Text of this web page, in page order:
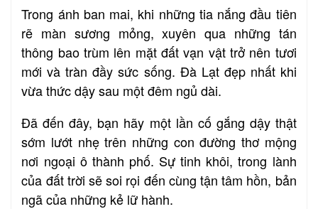
Trong ánh ban mai, khi những tia nắng đầu tiên
rẽ màn sương mỏng, xuyên qua những tán
thông bao trùm lên mặt đất vạn vật trở nên tươi
mới và tràn đầy sức sống. Đà Lạt đẹp nhất khi
vừa thức dậy sau một đêm ngủ dài.
Đã đến đây, bạn hãy một lần cố gắng dậy thật
sớm lướt nhẹ trên những con đường thơ mộng
nơi ngoại ô thành phố. Sự tinh khôi, trong lành
của đất trời sẽ soi rọi đến cùng tận tâm hồn, bản
ngã của những kẻ lữ hành.